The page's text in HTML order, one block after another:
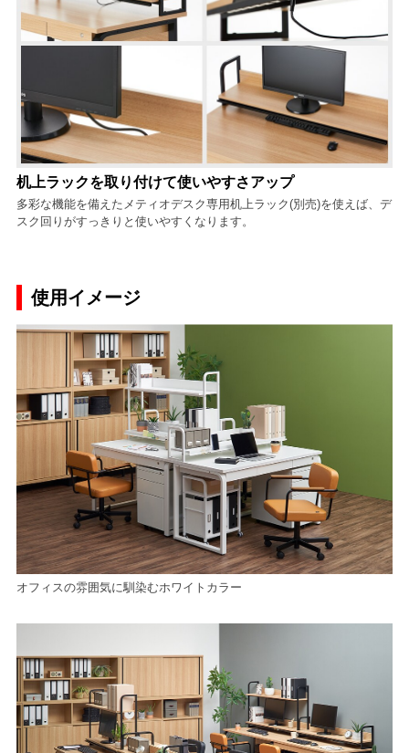
机上ラックを取り付けて使いやすさアップ
多彩な機能を備えたメティオデスク専用机上ラック(別売)を使えば、デ
スク回りがすっきりと使いやすくなります。
使用イメージ
オフィスの雰囲気に馴染むホワイトカラー